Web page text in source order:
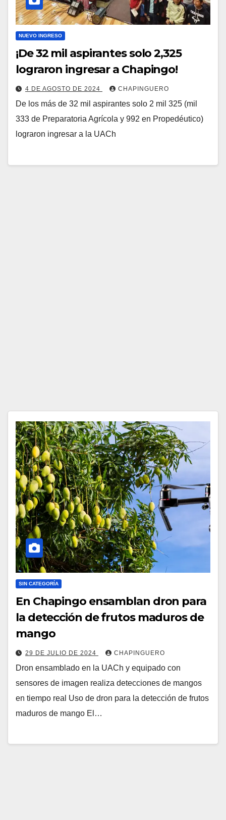
NUEVO INGRESO
¡De 32 mil aspirantes solo 2,325
lograron ingresar a Chapingo!
4 DE AGOSTO DE 2024 CHAPINGUERO
De los más de 32 mil aspirantes solo 2 mil 325 (mil
333 de Preparatoria Agrícola y 992 en Propedéutico)
lograron ingresar a la UACh
SIN CATEGORÍA
En Chapingo ensamblan dron para
la detección de frutos maduros de
mango
29 DE JULIO DE 2024 CHAPINGUERO
Dron ensamblado en la UACh y equipado con
sensores de imagen realiza detecciones de mangos
en tiempo real Uso de dron para la detección de frutos
maduros de mango El…